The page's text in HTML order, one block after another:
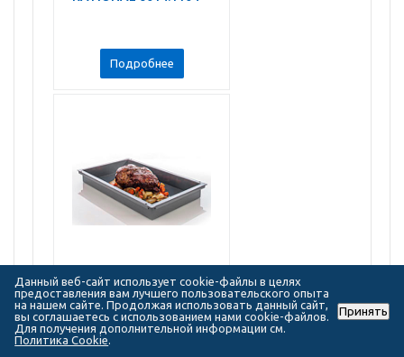
Подробнее
Емкость с гранитной
эмалью GN 1/1-60
RATIONAL 6014.1106
Данный веб-сайт использует cookie-файлы в целях
предоставления вам лучшего пользовательского опыта
на нашем сайте. Продолжая использовать данный сайт,
вы соглашаетесь с использованием нами cookie-файлов.
Для получения дополнительной информации см.
Политика Cookie.
Принять